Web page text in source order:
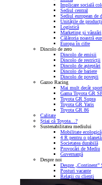
Implicare socială
Sediul central
Sediul european de
Unitățile de
Logistică
Marketing și vânzări
Călătoria noastră
Europa în cifre
Dincolo de zero
Dincolo de emisii
Dincolo de restricții
Dincolo de așteptări
Dincolo de bariere
Dincolo de povești
Gazoo Racing
Mai mult decât sport
Gama Toyota GR
Toyota GR Supra
Toyota GR Yaris
Toyota GR 86
Calitate
Știai că Toyota…?
Sustenabilitatea mediului
Mobilitate ecologică
4 R pentru o planetă
Societatea durabilă
Provocări de Mediu
Guvernanță
Despre noi
Despre „Continent”
Posturi vacante
Relații cu clienți